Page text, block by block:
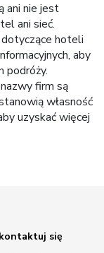
ani nie jest
ani sieć.
hoteli
aby
podróży.
firm są
własność
uzyskać więcej
się